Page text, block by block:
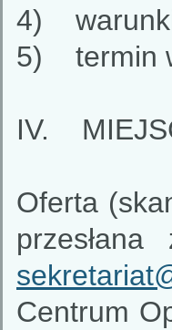
4) warunki
5) termin
IV.
Oferta
Centrum